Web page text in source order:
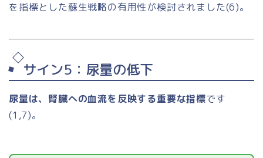
を指標とした蘇生戦略の有用性が検討されました(6)。
サイン5：尿量の低下
尿量は、腎臓への血流を反映する重要な指標です
(1,7)。